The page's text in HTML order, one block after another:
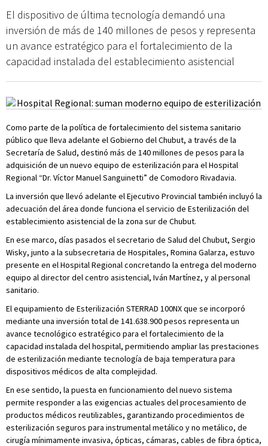
El dispositivo de última tecnología demandó una
inversión de más de 140 millones de pesos y representa
un avance estratégico para el fortalecimiento de la
capacidad instalada del establecimiento asistencial
Como parte de la política de fortalecimiento del sistema sanitario
público que lleva adelante el Gobierno del Chubut, a través de la
Secretaría de Salud, destinó más de 140 millones de pesos para la
adquisición de un nuevo equipo de esterilización para el Hospital
Regional “Dr. Víctor Manuel Sanguinetti” de Comodoro Rivadavia.
La inversión que llevó adelante el Ejecutivo Provincial también incluyó la
adecuación del área donde funciona el servicio de Esterilización del
establecimiento asistencial de la zona sur de Chubut.
En ese marco, días pasados el secretario de Salud del Chubut, Sergio
Wisky, junto a la subsecretaria de Hospitales, Romina Galarza, estuvo
presente en el Hospital Regional concretando la entrega del moderno
equipo al director del centro asistencial, Iván Martínez, y al personal
sanitario.
El equipamiento de Esterilización STERRAD 100NX que se incorporó
mediante una inversión total de 141.638.900 pesos representa un
avance tecnológico estratégico para el fortalecimiento de la
capacidad instalada del hospital, permitiendo ampliar las prestaciones
de esterilización mediante tecnología de baja temperatura para
dispositivos médicos de alta complejidad.
En ese sentido, la puesta en funcionamiento del nuevo sistema
permite responder a las exigencias actuales del procesamiento de
productos médicos reutilizables, garantizando procedimientos de
esterilización seguros para instrumental metálico y no metálico, de
cirugía mínimamente invasiva, ópticas, cámaras, cables de fibra óptica,